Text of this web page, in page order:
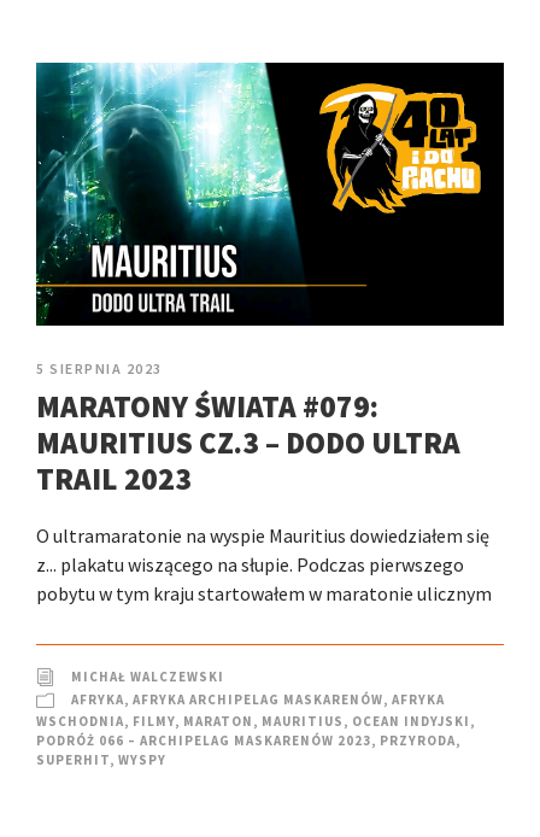
5 SIERPNIA 2023
MARATONY ŚWIATA #079:
MAURITIUS CZ.3 – DODO ULTRA
TRAIL 2023
O ultramaratonie na wyspie Mauritius dowiedziałem się
z... plakatu wiszącego na słupie. Podczas pierwszego
pobytu w tym kraju startowałem w maratonie ulicznym
MICHAŁ WALCZEWSKI
AFRYKA, AFRYKA ARCHIPELAG MASKARENÓW, AFRYKA
WSCHODNIA, FILMY, MARATON , MAURITIUS , OCEAN INDYJSKI ,
PODRÓŻ 066 – ARCHIPELAG MASKARENÓW 2023, PRZYRODA,
SUPERHIT, WYSPY